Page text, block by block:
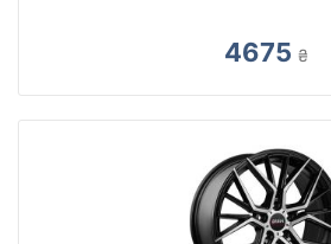
4675 ₴